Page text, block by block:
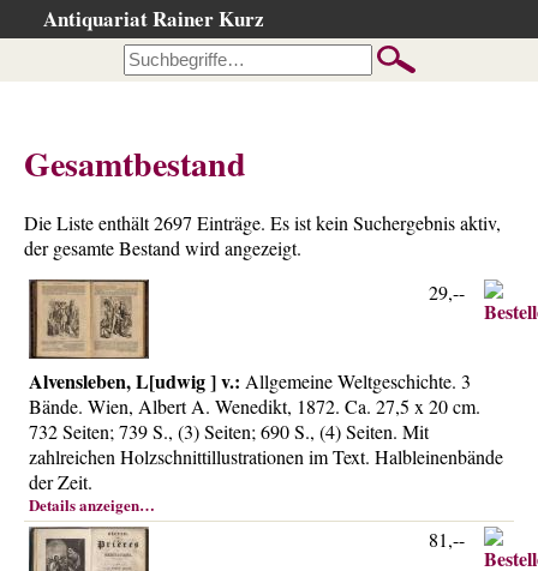
Antiquariat Rainer Kurz
…nach Beschreibung
…nach Kategorie
…nach Schlagwort
…nach Person
Neuzugänge
…der letzten Wochen
…der letzten Tage
Gesamtbestand
Ankauf
Warenkorb
Über uns
Gesamtbestand
Die Liste enthält 2697 Einträge. Es ist kein Suchergebnis aktiv,
der gesamte Bestand wird angezeigt.
Alvensleben, L[udwig ] v.: Allgemeine Weltgeschichte. 3
Bände. Wien, Albert A. Wenedikt, 1872. Ca. 27,5 x 20 cm.
732 Seiten; 739 S., (3) Seiten; 690 S., (4) Seiten. Mit
zahlreichen Holzschnittillustrationen im Text. Halbleinenbände
der Zeit.
Details anzeigen…
29,--
81,--